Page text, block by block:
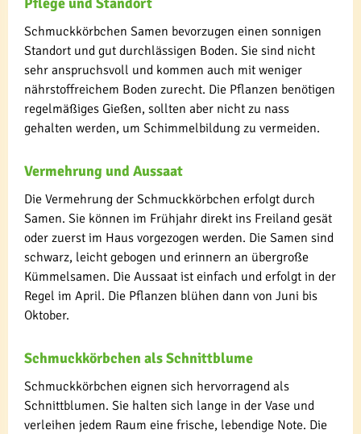
Schmuckkörbchen Samen bevorzugen einen sonnigen
Standort und gut durchlässigen Boden. Sie sind nicht
sehr anspruchsvoll und kommen auch mit weniger
nährstoffreichem Boden zurecht. Die Pflanzen benötigen
regelmäßiges Gießen, sollten aber nicht zu nass
gehalten werden, um Schimmelbildung zu vermeiden.
Vermehrung und Aussaat
Die Vermehrung der Schmuckkörbchen erfolgt durch
Samen. Sie können im Frühjahr direkt ins Freiland gesät
oder zuerst im Haus vorgezogen werden. Die Samen sind
schwarz, leicht gebogen und erinnern an übergroße
Kümmelsamen. Die Aussaat ist einfach und erfolgt in der
Regel im April. Die Pflanzen blühen dann von Juni bis
Oktober.
Schmuckkörbchen als Schnittblume
Schmuckkörbchen eignen sich hervorragend als
Schnittblumen. Sie halten sich lange in der Vase und
verleihen jedem Raum eine frische, lebendige Note. Die